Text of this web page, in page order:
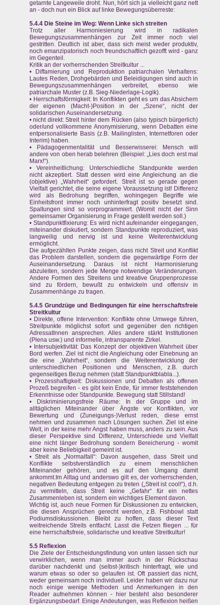
getarnte Langeweile droht. Nun, hört sich ja vielleicht ganz nett
an - doch nun ein Blick auf linke Bewegungsüberreste:
5.4.4 Die Steine im Weg: Wenn Linke sich streiten
Trotz aller Harmoniesierung wird in radikalen
Bewegungszusammenhängen zur Zeit immer noch viel
gestritten. Deutlich ist aber, dass sich meist weder produktiv,
noch emanzipatorisch noch freundschaftlich gezofft wird - ganz
im Gegenteil.
Kritik an der vorherrschenden Streitkultur ...
• Diffamierung und Reproduktion patriarchalen Verhaltens:
Lautes Reden, Drohgebärden und Beleidigungen sind auch in
Bewegungszusammenhängen verbreitet, ebenso wie
patriarchale Muster (z.B. Sieg-Niederlage-Logik).
• Herrschaftsförmigkeit: In Konflikten geht es um das Absichern
der eigenen (Macht-)Position in der „Szene“, nicht der
solidarischen Auseinandersetzung.
• nicht direkt: Streit hinter dem Rücken (also typisch bürgerlich)
oder/und vollkommene Anonymisierung, wenn Debatten eine
entpersonalisierte Basis (z.B. Mailinglisten, Internetforen oder
Interim) haben.
• Pädagogenmentalität und Besserwisserei: Mensch will
andere von oben herab belehren (Beispiel: „Lies doch erst mal
Marx!“).
• Vereinheitlichung: Unterschiedliche Standpunkte werden
nicht akzeptiert. Statt dessen wird eine Angleichung an die
(objektive) „Wahrheit“ gefordert. Streit ist so gerade gegen
Vielfalt gerichtet, die seine eigene Voraussetzung ist! Differenz
wird als Bedrohung begriffen, wohingegen Begriffe wie
Einheitsfront immer noch unhinterfragt positiv besetzt sind.
Spaltungen sind so vorprogrammiert. (Womit nicht der Sinn
gemeinsamer Organisierung in Frage gestellt werden soll.)
• Standpunktfixierung: Es wird nicht aufeinander eingegangen,
miteinander diskutiert, sondern Standpunkte reproduziert, was
langweilig und nervig ist und keine Weiterentwicklung
ermöglicht.
Die aufgezählten Punkte zeigen, dass nicht Streit und Konflikt
das Problem darstellen, sondern die gegenwärtige Form der
Auseinandersetzung. Daraus ist nicht Harmonisierung
abzuleiten, sondern jede Menge notwendige Veränderungen.
Andere Formen des Streitens und kreative Gruppenprozesse
sind zu fördern, bewußt zu entwickeln und offensiv in
Zusammenhänge zu tragen.
5.4.5 Grundzüge und Bedingungen für eine herrschaftsfreie
Streitkultur
• Direkte, offene Intervention: Konflikte ohne Umwege führen,
Streitpunkte möglichst sofort und gegenüber den richtigen
AdressatInnen ansprechen. Alles andere stärkt Institutionen
(Plena usw.) und informelle, intransparente Zirkel.
• Intersubjektivität: Das Konzept der objektiven Wahrheit über
Bord werfen. Ziel ist nicht die Angleichung oder Einebnung an
die eine „Wahrheit“, sondern die Weiterentwicklung der
unterschiedlichen Positionen und Menschen, z.B. durch
gegenseitiges Bezug nehmen (statt Standpunktblabla...).
• Prozesshaftigkeit: Diskussionen und Debatten als offenen
Prozeß begreifen - es gibt kein Ende, für immer feststehenden
Erkenntnisse oder Standpunkte. Bewegung statt Stillstand!
• Diskriminierungsfreie Räume: In der Gruppe und im
alltäglichen Miteinander über Ängste vor Konflikten, vor
Bewertung und (Zuneigungs-)Verlust reden, diese ernst
nehmen und zusammen nach Lösungen suchen. Ziel ist eine
Welt, in der keine mehr Angst haben muss, anders zu sein. Aus
dieser Perspektive sind Differenz, Unterschiede und Vielfalt
eine nicht länger Bedrohung sondern Bereicherung - womit
aber keine Beliebigkeit gemeint ist.
• Streit als „Normalfall“: Davon ausgehen, dass Streit und
Konflikte selbstverständlich zu einem menschlichen
Miteinander gehören, und es auf den Umgang damit
ankommt.Im Alltag und anderswo gilt es, der vorherrschenden,
negativen Bedeutung entgegen zu treten („Streit ist cool!“), d.h.
zu vermitteln, dass Streit keine „Gefahr“ für ein nettes
Zusammenleben ist, sondern ein wichtiges Element davon.
Wichtig ist, auch neue Formen für Diskussionen zu entwicken,
die diesen Ansprüchen gerecht werden, z.B. Fishbowl statt
Podiumsdiskussionen. Bleibt zu hoffen, dass dieser Text
weitreichende Streits entfacht. Lasst die Fetzen fliegen ... für
eine herrschaftsfreie, solidarische und kreative Streitkultur!
5.5 Reflexion
Die Ziele der Entscheidungsfindung von unten lassen sich nur
verwirklichen, wenn man immer auch in der Rückschau
darüber nachdenkt und (selbst-)kritisch hinterfragt, wie und
warum etwas so oder so gelaufen ist. Oft passiert das nicht,
weder gemeinsam noch individuell. Leider haben wir dazu nur
noch einige wenige Methoden und Anmerkungen in den
Reader aufnehmen können - hier besteht also besonderer
Ergänzungsbedarf. Einige Andeutungen, was Reflexion heißen